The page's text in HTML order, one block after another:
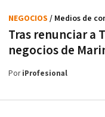
Tras renunciar a
negocios de
NEGOCIOS / Medios de
PoriProfesional